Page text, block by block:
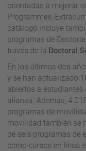
orientadas a mejorar
Programmes,
catálogo incluye
programas de
través de la Doctoral
En los últimos dos
y se han actualizado
abiertos a estudiantes
alianza. Además,
programas de
movilidad también se
de seis programas de
como cursos en línea